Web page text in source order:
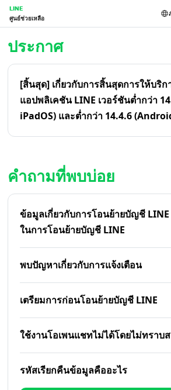
LINE
ศูนย์ช่วยเหลือ
ประกาศ
[สิ้นสุด] เกี่ยวกับการสิ้นสุดการให้บริก
แอปพลิเคชัน LINE เวอร์ชันต่ำกว่า
iPadOS) และต่ำกว่า 14.4.6
คำถามที่พบบ่อย
ข้อมูลเกี่ยวกับการโอนย้ายบัญชี
ในการโอนย้ายบัญชี LINE
พบปัญหาเกี่ยวกับการแจ้งเตือน
เตรียมการก่อนโอนย้ายบัญชี LINE
ใช้งานโอเพนแชทไม่ได้โดยไม่ทราบ
รหัสเรียกคืนข้อมูลคืออะไร